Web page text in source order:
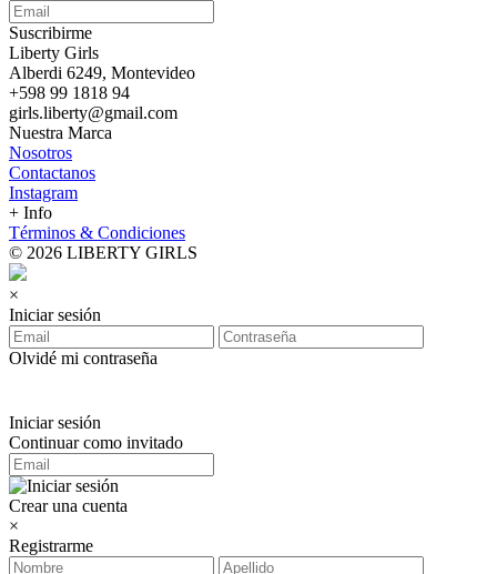
Suscribirme
Liberty Girls
Alberdi 6249, Montevideo
+598 99 1818 94
girls.liberty@gmail.com
Nuestra Marca
Nosotros
Contactanos
Instagram
+ Info
Términos & Condiciones
© 2026 LIBERTY GIRLS
×
Iniciar sesión
Olvidé mi contraseña
Iniciar sesión
Continuar como invitado
Crear una cuenta
×
Registrarme